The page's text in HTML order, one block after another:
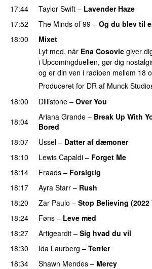
17:44
Taylor Swift – Lavender Haze
17:52
The Minds of 99 – Og du blev til
18:00
Mixet
Lyt med, når Ena Cosovic giver
i Upcomingduellen, gør dig
og er din ven i radioen mellem 18
Produceret for DR af Munck
18:00
Dillistone – Over You
18:04
Ariana Grande – Break Up With
Bored
18:07
Ussel – Datter af dæmoner
18:10 Lewis Capaldi – Forget Me
18:14
Fraads – Forsigtig
18:17
Ayra Starr – Rush
18:20
Zar Paulo – Stop Believing (2022
18:24
Føns – Leve med
18:27
Artigeardit – Sig hvad du vil
18:30 Ida Laurberg – Terrier
18:34 Shawn Mendes – Mercy